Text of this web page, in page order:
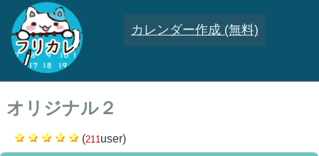
カレンダー作成 (無料)
オリジナル２
(211user)